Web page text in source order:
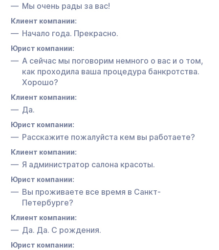
Мы очень рады за вас!
Клиент компании:
Начало года. Прекрасно.
Юрист компании:
А сейчас мы поговорим немного о вас и о том,
как проходила ваша процедура банкротства.
Хорошо?
Клиент компании:
Да.
Юрист компании:
Расскажите пожалуйста кем вы работаете?
Клиент компании:
Я администратор салона красоты.
Юрист компании:
Вы проживаете все время в Санкт-
Петербурге?
Клиент компании:
Да. Да. С рождения.
Юрист компании: